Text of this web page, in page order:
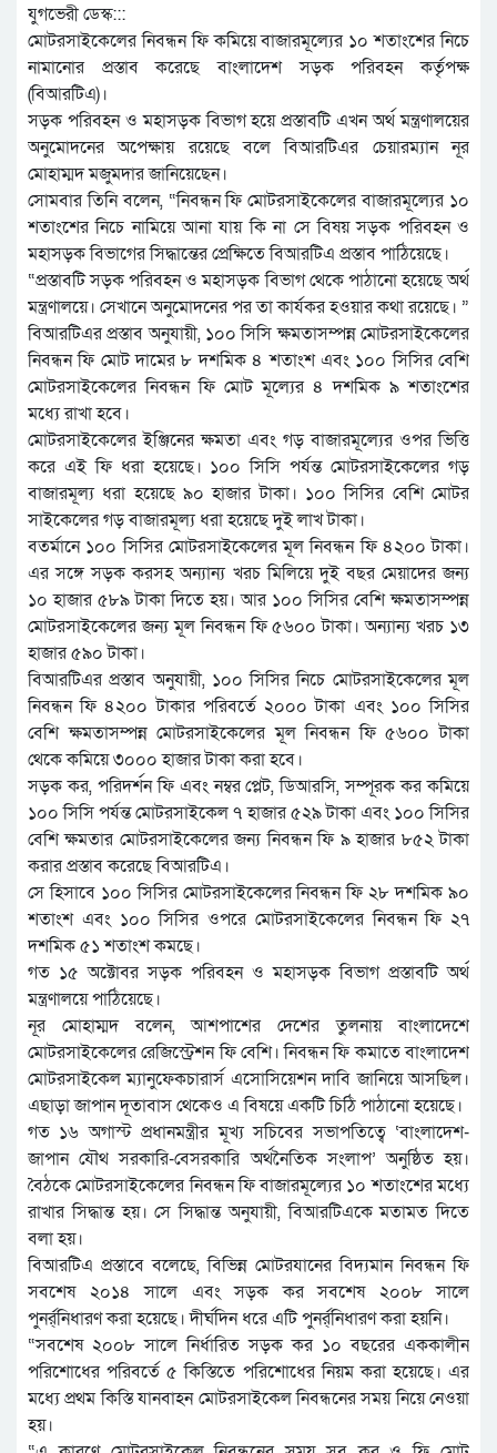
যুগভেরী ডেস্ক:::
মোটরসাইকেলের নিবন্ধন ফি কমিয়ে বাজারমূল্যের ১০ শতাংশের নিচে
নামানোর প্রস্তাব করেছে বাংলাদেশ সড়ক পরিবহন কর্তৃপক্ষ
(বিআরটিএ)।
সড়ক পরিবহন ও মহাসড়ক বিভাগ হয়ে প্রস্তাবটি এখন অর্থ মন্ত্রণালয়ের
অনুমোদনের অপেক্ষায় রয়েছে বলে বিআরটিএর চেয়ারম্যান নূর
মোহাম্মদ মজুমদার জানিয়েছেন।
সোমবার তিনি বলেন, “নিবন্ধন ফি মোটরসাইকেলের বাজারমূল্যের ১০
শতাংশের নিচে নামিয়ে আনা যায় কি না সে বিষয় সড়ক পরিবহন ও
মহাসড়ক বিভাগের সিদ্ধান্তের প্রেক্ষিতে বিআরটিএ প্রস্তাব পাঠিয়েছে।
“প্রস্তাবটি সড়ক পরিবহন ও মহাসড়ক বিভাগ থেকে পাঠানো হয়েছে অর্থ
মন্ত্রণালয়ে। সেখানে অনুমোদনের পর তা কার্যকর হওয়ার কথা রয়েছে। ”
বিআরটিএর প্রস্তাব অনুযায়ী, ১০০ সিসি ক্ষমতাসম্পন্ন মোটরসাইকেলের
নিবন্ধন ফি মোট দামের ৮ দশমিক ৪ শতাংশ এবং ১০০ সিসির বেশি
মোটরসাইকেলের নিবন্ধন ফি মোট মূল্যের ৪ দশমিক ৯ শতাংশের
মধ্যে রাখা হবে।
মোটরসাইকেলের ইঞ্জিনের ক্ষমতা এবং গড় বাজারমূল্যের ওপর ভিত্তি
করে এই ফি ধরা হয়েছে। ১০০ সিসি পর্যন্ত মোটরসাইকেলের গড়
বাজারমূল্য ধরা হয়েছে ৯০ হাজার টাকা। ১০০ সিসির বেশি মোটর
সাইকেলের গড় বাজারমূল্য ধরা হয়েছে দুই লাখ টাকা।
বতর্মানে ১০০ সিসির মোটরসাইকেলের মূল নিবন্ধন ফি ৪২০০ টাকা।
এর সঙ্গে সড়ক করসহ অন্যান্য খরচ মিলিয়ে দুই বছর মেয়াদের জন্য
১০ হাজার ৫৮৯ টাকা দিতে হয়। আর ১০০ সিসির বেশি ক্ষমতাসম্পন্ন
মোটরসাইকেলের জন্য মূল নিবন্ধন ফি ৫৬০০ টাকা। অন্যান্য খরচ ১৩
হাজার ৫৯০ টাকা।
বিআরটিএর প্রস্তাব অনুযায়ী, ১০০ সিসির নিচে মোটরসাইকেলের মূল
নিবন্ধন ফি ৪২০০ টাকার পরিবর্তে ২০০০ টাকা এবং ১০০ সিসির
বেশি ক্ষমতাসম্পন্ন মোটরসাইকেলের মূল নিবন্ধন ফি ৫৬০০ টাকা
থেকে কমিয়ে ৩০০০ হাজার টাকা করা হবে।
সড়ক কর, পরিদর্শন ফি এবং নম্বর প্লেট, ডিআরসি, সম্পূরক কর কমিয়ে
১০০ সিসি পর্যন্ত মোটরসাইকেল ৭ হাজার ৫২৯ টাকা এবং ১০০ সিসির
বেশি ক্ষমতার মোটরসাইকেলের জন্য নিবন্ধন ফি ৯ হাজার ৮৫২ টাকা
করার প্রস্তাব করেছে বিআরটিএ।
সে হিসাবে ১০০ সিসির মোটরসাইকেলের নিবন্ধন ফি ২৮ দশমিক ৯০
শতাংশ এবং ১০০ সিসির ওপরে মোটরসাইকেলের নিবন্ধন ফি ২৭
দশমিক ৫১ শতাংশ কমছে।
গত ১৫ অক্টোবর সড়ক পরিবহন ও মহাসড়ক বিভাগ প্রস্তাবটি অর্থ
মন্ত্রণালয়ে পাঠিয়েছে।
নূর মোহাম্মদ বলেন, আশপাশের দেশের তুলনায় বাংলাদেশে
মোটরসাইকেলের রেজিস্ট্রেশন ফি বেশি। নিবন্ধন ফি কমাতে বাংলাদেশ
মোটরসাইকেল ম্যানুফেকচারার্স এসোসিয়েশন দাবি জানিয়ে আসছিল।
এছাড়া জাপান দূতাবাস থেকেও এ বিষয়ে একটি চিঠি পাঠানো হয়েছে।
গত ১৬ অগাস্ট প্রধানমন্ত্রীর মূখ্য সচিবের সভাপতিত্বে ‘বাংলাদেশ-
জাপান যৌথ সরকারি-বেসরকারি অর্থনৈতিক সংলাপ’ অনুষ্ঠিত হয়।
বৈঠকে মোটরসাইকেলের নিবন্ধন ফি বাজারমূল্যের ১০ শতাংশের মধ্যে
রাখার সিদ্ধান্ত হয়। সে সিদ্ধান্ত অনুযায়ী, বিআরটিএকে মতামত দিতে
বলা হয়।
বিআরটিএ প্রস্তাবে বলেছে, বিভিন্ন মোটরযানের বিদ্যমান নিবন্ধন ফি
সবশেষ ২০১৪ সালে এবং সড়ক কর সবশেষ ২০০৮ সালে
পুনর্র্নিধারণ করা হয়েছে। দীর্ঘদিন ধরে এটি পুনর্র্নিধারণ করা হয়নি।
“সবশেষ ২০০৮ সালে নির্ধারিত সড়ক কর ১০ বছরের এককালীন
পরিশোধের পরিবর্তে ৫ কিস্তিতে পরিশোধের নিয়ম করা হয়েছে। এর
মধ্যে প্রথম কিস্তি যানবাহন মোটরসাইকেল নিবন্ধনের সময় নিয়ে নেওয়া
হয়।